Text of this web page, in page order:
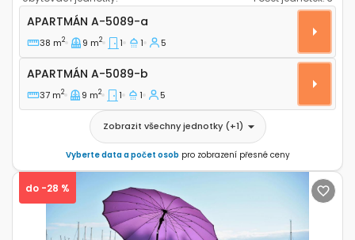
Jednopokojový apartmán Murter A-5089-a
APARTMÁN A-5089-a
38 m2 9 m2 1 1 5
Apartmán A-5089-b
APARTMÁN A-5089-b
37 m2 9 m2 1 1 5
Zobrazit všechny jednotky(+1)
Vyberte data a počet osob pro zobrazení přesné ceny
do -28 %